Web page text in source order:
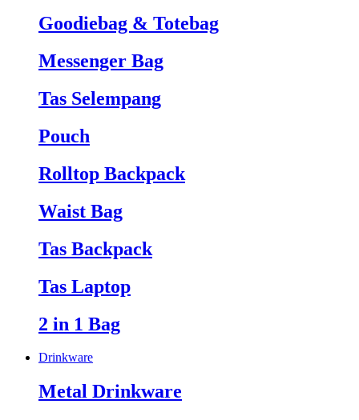
Goodiebag & Totebag
Messenger Bag
Tas Selempang
Pouch
Rolltop Backpack
Waist Bag
Tas Backpack
Tas Laptop
2 in 1 Bag
Drinkware
Metal Drinkware